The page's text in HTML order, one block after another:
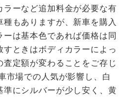
ラーなど追加料金が必要な有
もありますが、新車を購入
は基本色であれば価格は同
すときはボディカラーによっ
査定額が変わることをご存じ
市場での人気が影響し、白
準にシルバーが少し安く、黄